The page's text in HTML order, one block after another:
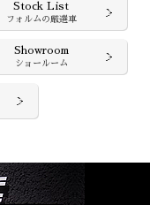
Stock List
フォルムの厳選車
Showroom
ショールーム